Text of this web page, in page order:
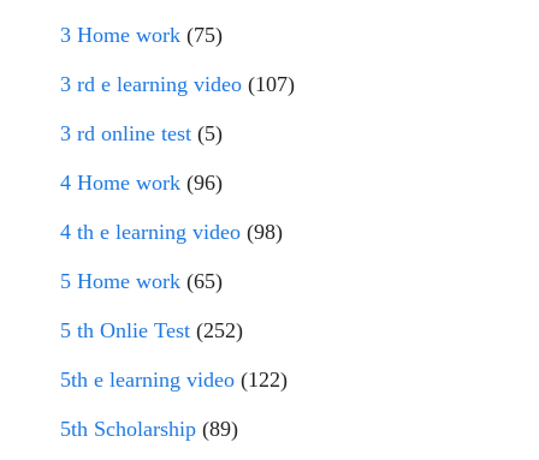
3 Home work (75)
3 rd e learning video (107)
3 rd online test (5)
4 Home work (96)
4 th e learning video (98)
5 Home work (65)
5 th Onlie Test (252)
5th e learning video (122)
5th Scholarship (89)